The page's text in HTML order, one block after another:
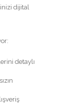
dijital
detaylı